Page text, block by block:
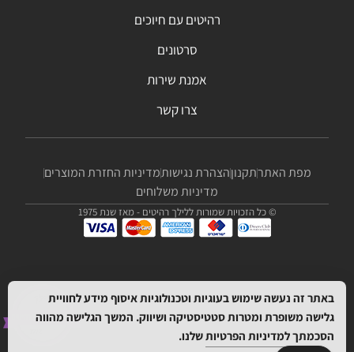
רהיטים עם חיוכים
סרטונים
אמנת שירות
צרו קשר
מפת האתרתקנוןהצהרת נגישותמדיניות החזרת המוצרים
מדיניות משלוחים
© כל הזכויות שמורות ללילך רהיטים - מאז שנת 1975
באתר זה נעשה שימוש בעוגיות וטכנולוגיות איסוף מידע לחוויית
גלישה משופרת ומטרות סטטיסטיקה ושיווק. המשך הגלישה מהווה
הסכמתךלמדיניות הפרטיותשלנו.